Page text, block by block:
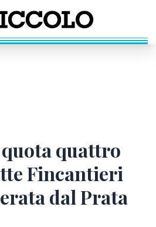
quattro
Fincantieri
dal Prata